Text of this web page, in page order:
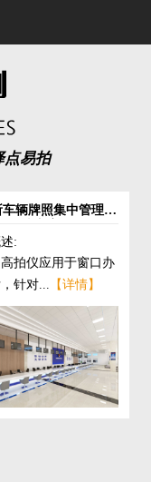
点易拍
辆牌照集中管理解
:
拍仪应用于窗口办
针对... 【详情】